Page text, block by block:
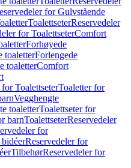
for Gulvstående
ToalettseterReservedeler
for ToalettseterComfort
Forhøyede
toaletterForlengede
toaletterComfort
ToalettseterToaletter for
Vegghengte
toaletterToalettseter for
barnToalettseterReservedeler
for
Reservedeler for
TilbehørReservedeler for